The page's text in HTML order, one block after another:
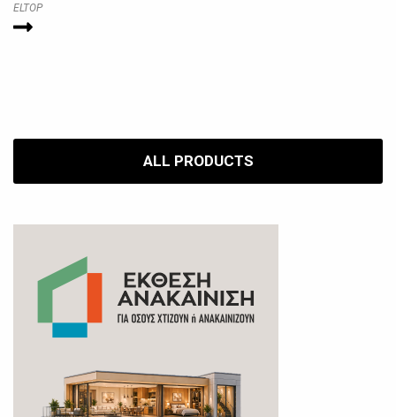
ELTOP
ALL PRODUCTS